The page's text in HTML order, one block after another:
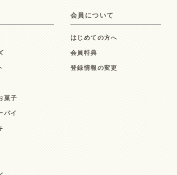
菓子
パイ
会員について
はじめての方へ
会員特典
登録情報の変更